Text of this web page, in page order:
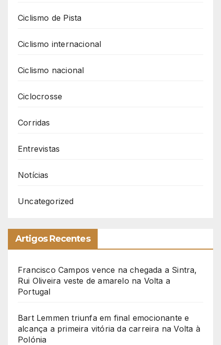
Ciclismo de Pista
Ciclismo internacional
Ciclismo nacional
Ciclocrosse
Corridas
Entrevistas
Notícias
Uncategorized
Artigos Recentes
Francisco Campos vence na chegada a Sintra,
Rui Oliveira veste de amarelo na Volta a
Portugal
Bart Lemmen triunfa em final emocionante e
alcança a primeira vitória da carreira na Volta à
Polónia